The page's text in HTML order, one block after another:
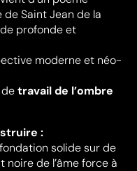
Saint Jean de la
profonde et
moderne et néo-
travail de l’ombre
:
solide sur de
noire de l’âme force à